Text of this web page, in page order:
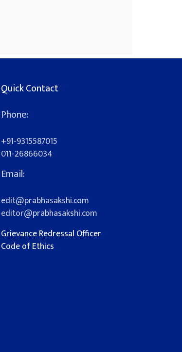
Quick Contact
Phone:
+91-9315587015
011-26866034
Email:
edit@prabhasakshi.com
editor@prabhasakshi.com
Grievance Redressal Officer
Code of Ethics